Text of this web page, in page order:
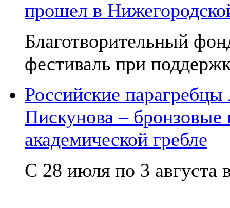
прошел в
Благотворительный
фестиваль при
Российские
Пискунова –
академической гребле
С 28 июля по 3 августа